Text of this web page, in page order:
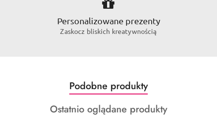
Personalizowane prezenty
Zaskocz bliskich kreatywnością
Pomiń karuzelę produktów
Produkty
o
statusie:
Podobne produkty
Produkty
Ostatnio oglądane produkty